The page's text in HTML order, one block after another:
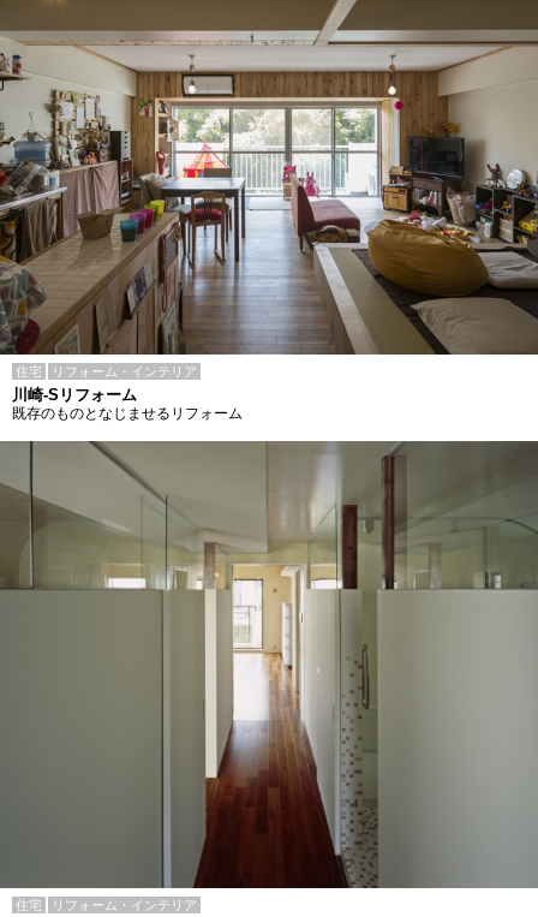
住宅 リフォーム・インテリア
川崎-Sリフォーム
既存のものとなじませるリフォーム
住宅 リフォーム・インテリア